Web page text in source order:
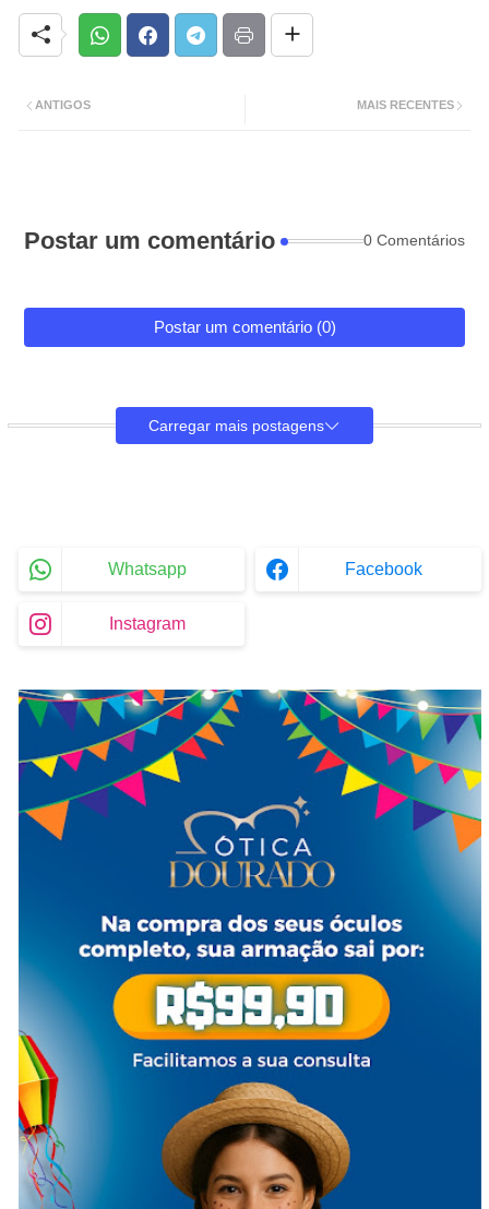
MAIS RECENTES
ANTIGOS
Postar um comentário 0 Comentários
Postar um comentário (0)
Carregar mais postagens
Whatsapp Facebook
Instagram